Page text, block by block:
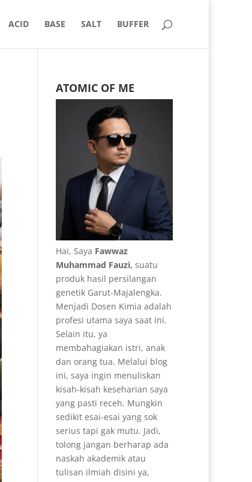
ACID BASE SALT BUFFER
ATOMIC OF ME
Hai, Saya Fawwaz
Muhammad Fauzi, suatu
produk hasil persilangan
genetik Garut-Majalengka.
Menjadi Dosen Kimia adalah
profesi utama saya saat ini.
Selain itu, ya
membahagiakan istri, anak
dan orang tua. Melalui blog
ini, saya ingin menuliskan
kisah-kisah keseharian saya
yang pasti receh. Mungkin
sedikit esai-esai yang sok
serius tapi gak mutu. Jadi,
tolong jangan berharap ada
naskah akademik atau
tulisan ilmiah disini ya,